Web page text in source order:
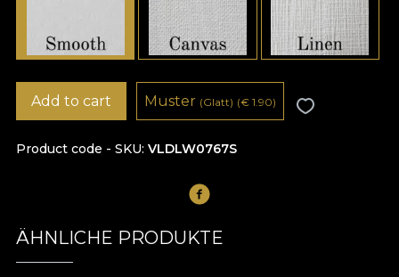
Product code - SKU VLDLW0767S
Add to cart Muster (Glatt) (€ 1.90)
ÄHNLICHE PRODUKTE